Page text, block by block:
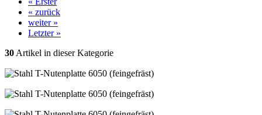
« zurück
weiter »
Letzter »
30 Artikel in dieser Kategorie